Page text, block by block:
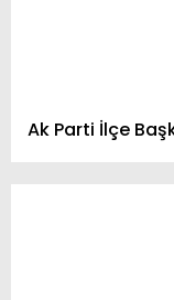
Ak Parti İlçe